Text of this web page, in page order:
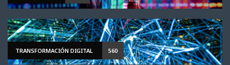
TRANSFORMACIÓN DIGITAL 560